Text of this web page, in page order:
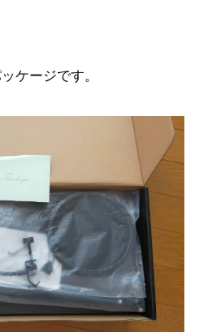
ケージです。